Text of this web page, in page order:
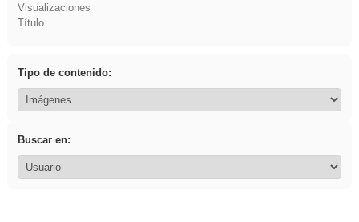
Visualizaciones
Título
Tipo de contenido:
Buscar en: